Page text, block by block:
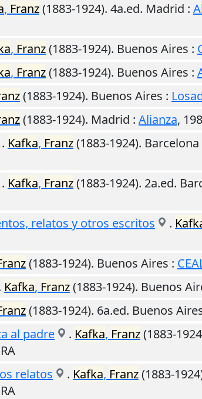
, Franz(1883-1924). 4a.ed. Madrid :
, Franz(1883-1924). Buenos Aires :
, Franz(1883-1924). Buenos Aires :
(1883-1924). Buenos Aires :
(1883-1924). Madrid : Alianza,
. Kafka, Franz(1883-1924). Barcelona
. Kafka, Franz(1883-1924). 2a.ed.
relatos y otros escritos
.
(1883-1924). Buenos Aires :
Kafka, Franz(1883-1924). Buenos
(1883-1924). 6a.ed. Buenos
al padre
. Kafka, Franz(1883-
relatos
. Kafka, Franz(1883-